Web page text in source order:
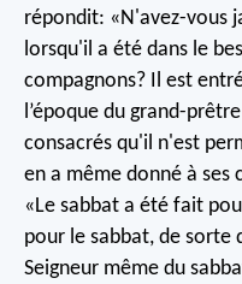
répondit: «N'avez-vous
lorsqu'il a été dans le
compagnons? Il est
l’époque du grand-
consacrés qu'il n'est
en a même donné à ses
«Le sabbat a été fait
pour le sabbat, de sorte
Seigneur même du